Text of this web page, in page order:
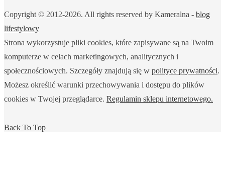
Copyright © 2012-2026. All rights reserved by Kameralna - blog
lifestylowy
Strona wykorzystuje pliki cookies, które zapisywane są na Twoim
komputerze w celach marketingowych, analitycznych i
społecznościowych. Szczegóły znajdują się w polityce prywatności.
Możesz określić warunki przechowywania i dostępu do plików
cookies w Twojej przeglądarce. Regulamin sklepu internetowego.
Back To Top